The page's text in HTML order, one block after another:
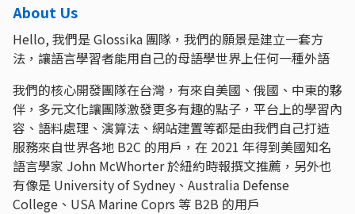
About Us
Hello, 我們是 Glossika 團隊，我們的願景是建立一套方
法，讓語言學習者能用自己的母語學世界上任何一種外語
我們的核心開發團隊在台灣，有來自美國、俄國、中東的夥
伴，多元文化讓團隊激發更多有趣的點子，平台上的學習內
容、語料處理、演算法、網站建置等都是由我們自己打造
服務來自世界各地 B2C 的用戶，在 2021 年得到美國知名
語言學家 John McWhorter 於紐約時報撰文推薦，另外也
有像是 University of Sydney、Australia Defense
College、USA Marine Coprs 等 B2B 的用戶